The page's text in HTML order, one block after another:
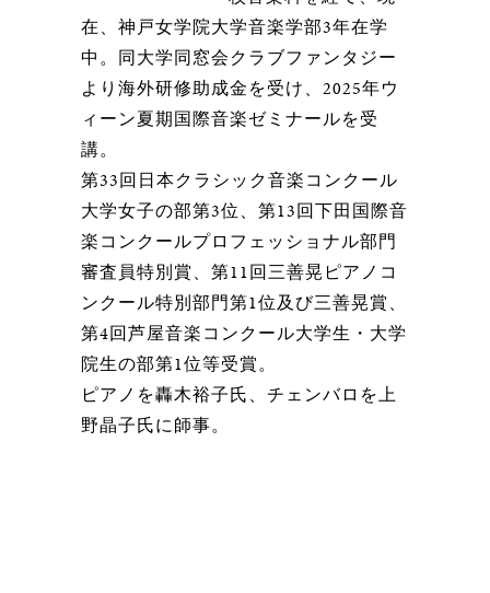
在、神戸女学院大学音楽学部3年在学
中。同大学同窓会クラブファンタジー
より海外研修助成金を受け、2025年ウ
ィーン夏期国際音楽ゼミナールを受
講。
第33回日本クラシック音楽コンクール
大学女子の部第3位、第13回下田国際音
楽コンクールプロフェッショナル部門
審査員特別賞、第11回三善晃ピアノコ
ンクール特別部門第1位及び三善晃賞、
第4回芦屋音楽コンクール大学生・大学
院生の部第1位等受賞。
ピアノを轟木裕子氏、チェンバロを上
野晶子氏に師事。